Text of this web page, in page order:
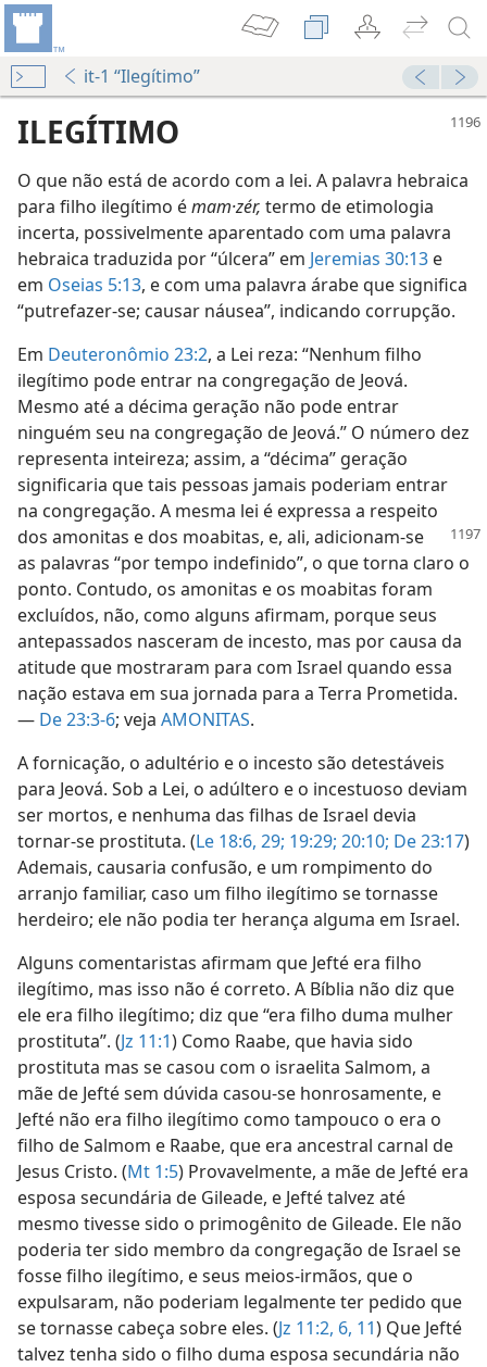
it-1 “Ilegítimo”
ILEGÍTIMO
O que não está de acordo com a lei. A palavra hebraica
para filho ilegítimo émam·zér, termo de etimologia
incerta, possivelmente aparentado com uma palavra
hebraica traduzida por “úlcera” em Jeremias 30:13 e
em Oseias 5:13, e com uma palavra árabe que significa
“putrefazer-se; causar náusea”, indicando corrupção.
Em Deuteronômio 23:2, a Lei reza: “Nenhum filho
ilegítimo pode entrar na congregação de Jeová.
Mesmo até a décima geração não pode entrar
ninguém seu na congregação de Jeová.” O número dez
representa inteireza; assim, a “décima” geração
significaria que tais pessoas jamais poderiam entrar
na congregação. A mesma lei é expressa a respeito
dos amonitas e dos moabitas, e, ali, adicionam-se
as palavras “por tempo indefinido”, o que torna claro o
ponto. Contudo, os amonitas e os moabitas foram
excluídos, não, como alguns afirmam, porque seus
antepassados nasceram de incesto, mas por causa da
atitude que mostraram para com Israel quando essa
nação estava em sua jornada para a Terra Prometida.
— De 23:3-6; veja AMONITAS.
A fornicação, o adultério e o incesto são detestáveis
para Jeová. Sob a Lei, o adúltero e o incestuoso deviam
ser mortos, e nenhuma das filhas de Israel devia
tornar-se prostituta. (Le 18:6, 29; 19:29; 20:10; De 23:17)
Ademais, causaria confusão, e um rompimento do
arranjo familiar, caso um filho ilegítimo se tornasse
herdeiro; ele não podia ter herança alguma em Israel.
Alguns comentaristas afirmam que Jefté era filho
ilegítimo, mas isso não é correto. A Bíblia não diz que
ele era filho ilegítimo; diz que “era filho duma mulher
prostituta”. (Jz 11:1) Como Raabe, que havia sido
prostituta mas se casou com o israelita Salmom, a
mãe de Jefté sem dúvida casou-se honrosamente, e
Jefté não era filho ilegítimo como tampouco o era o
filho de Salmom e Raabe, que era ancestral carnal de
Jesus Cristo. (Mt 1:5) Provavelmente, a mãe de Jefté era
esposa secundária de Gileade, e Jefté talvez até
mesmo tivesse sido o primogênito de Gileade. Ele não
poderia ter sido membro da congregação de Israel se
fosse filho ilegítimo, e seus meios-irmãos, que o
expulsaram, não poderiam legalmente ter pedido que
se tornasse cabeça sobre eles. (Jz 11:2, 6, 11) Que Jefté
talvez tenha sido o filho duma esposa secundária não